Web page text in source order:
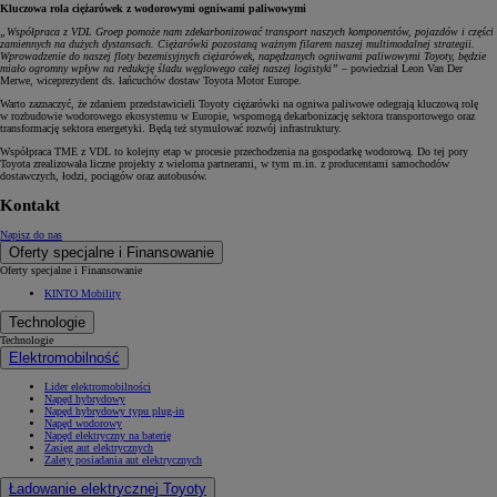
Kluczowa rola ciężarówek z wodorowymi ogniwami paliwowymi
„Współpraca z VDL Groep pomoże nam zdekarbonizować transport naszych komponentów, pojazdów i części
zamiennych na dużych dystansach. Ciężarówki pozostaną ważnym filarem naszej multimodalnej strategii.
Wprowadzenie do naszej floty bezemisyjnych ciężarówek, napędzanych ogniwami paliwowymi Toyoty, będzie
miało ogromny wpływ na redukcję śladu węglowego całej naszej logistyki” – powiedział Leon Van Der
Merwe, wiceprezydent ds. łańcuchów dostaw Toyota Motor Europe.
Warto zaznaczyć, że zdaniem przedstawicieli Toyoty ciężarówki na ogniwa paliwowe odegrają kluczową rolę
w rozbudowie wodorowego ekosystemu w Europie, wspomogą dekarbonizację sektora transportowego oraz
transformację sektora energetyki. Będą też stymulować rozwój infrastruktury.
Współpraca TME z VDL to kolejny etap w procesie przechodzenia na gospodarkę wodorową. Do tej pory
Toyota zrealizowała liczne projekty z wieloma partnerami, w tym m.in. z producentami samochodów
dostawczych, łodzi, pociągów oraz autobusów.
Kontakt
Napisz do nas
Oferty specjalne i Finansowanie
Oferty specjalne i Finansowanie
KINTO Mobility
Technologie
Technologie
Elektromobilność
Lider elektromobilności
Napęd hybrydowy
Napęd hybrydowy typu plug-in
Napęd wodorowy
Napęd elektryczny na baterię
Zasięg aut elektrycznych
Zalety posiadania aut elektrycznych
Ładowanie elektrycznej Toyoty